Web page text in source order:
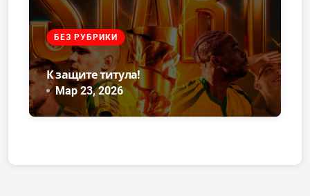
БЕЗ РУБРИКИ
К защите титула!
Мар 23, 2026